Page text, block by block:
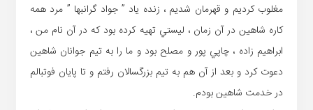
مغلوب كرديم و قهرمان شديم ، زنده ياد ” جواد گرانبها ” مرد همه
كاره شاهين در آن زمان ، ليستي تهيه كرده بود كه در آن نام من ،
ابراهيم زاده ، چاپي پور و مصلح بود و ما را به تيم جوانان شاهين
دعوت كرد و بعد از آن هم به تيم بزرگسالان رفتم و تا پايان فوتبالم
در خدمت شاهين بودم.